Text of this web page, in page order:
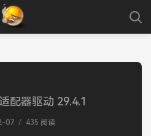
配器驱动 29.4.1
07 / 435 阅读